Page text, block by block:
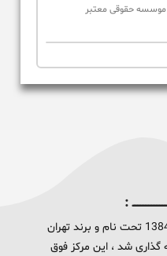
موسسه حقوقی معتبر
:
مرکز تخصصی تهران بزرگ در سال 1384 تحت نام و برند تهران
گذاری شد ، این مرکز فوق